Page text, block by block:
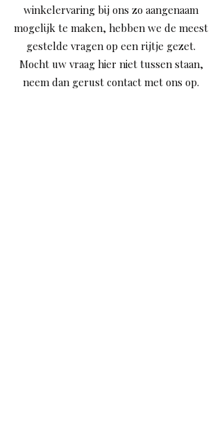
standaarden op het gebied van
glans, duurzaamheid en comfort.
zaterdag tussen 09:00 en 16:00
uur. Kies tijdens het afrekenen in
de webshop voor de optie
"Afhalen" om hiervan gebruik te
maken.
winkelervaring bij ons zo aangenaam
mogelijk te maken, hebben we de meest
gestelde vragen op een rijtje gezet.
Mocht uw vraag hier niet tussen staan,
neem dan gerust contact met ons op.